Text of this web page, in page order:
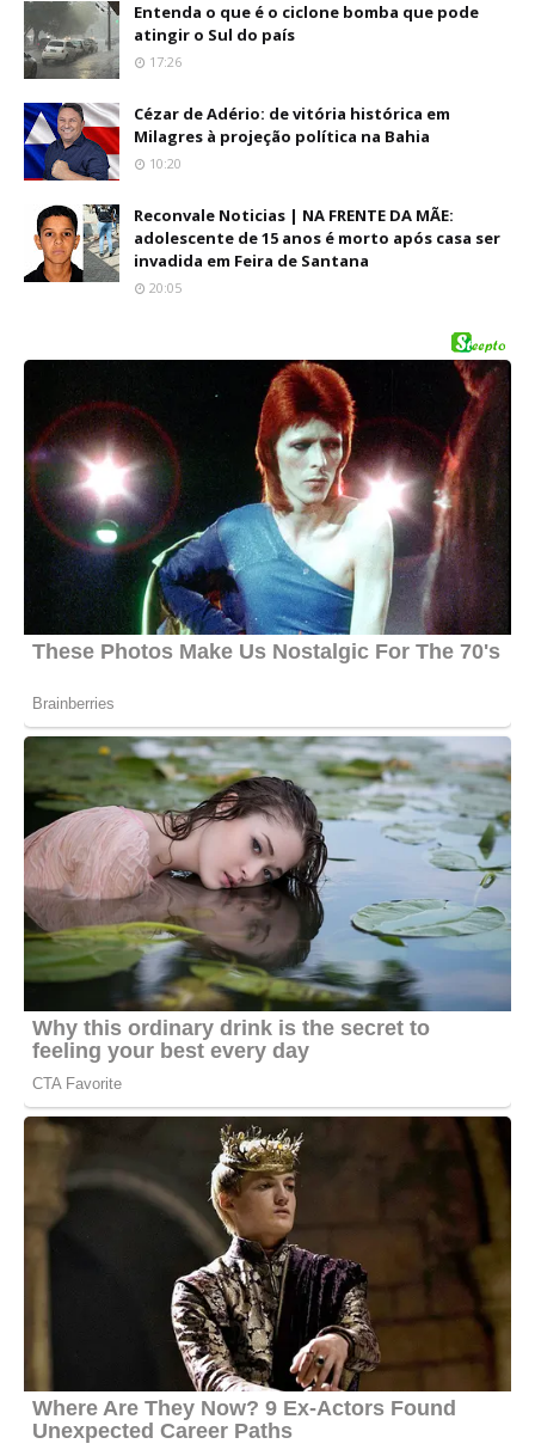
Entenda o que é o ciclone bomba que pode
atingir o Sul do país
17:26
Cézar de Adério: de vitória histórica em
Milagres à projeção política na Bahia
10:20
Reconvale Noticias | NA FRENTE DA MÃE:
adolescente de 15 anos é morto após casa ser
invadida em Feira de Santana
20:05